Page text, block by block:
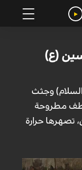
(ع)
وجثث
مطروحة
تصهرها حرارة